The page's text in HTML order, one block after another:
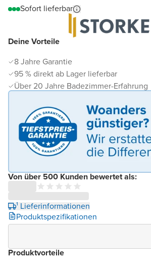
Deine Vorteile
8 Jahre Garantie
95 % direkt ab Lager lieferbar
Über 20 Jahre Badezimmer-Erfahrung
Von über 500 Kunden bewertet als:
¹ Lieferinformationen
Produktspezifikationen
Sofort lieferbar
Produktvorteile